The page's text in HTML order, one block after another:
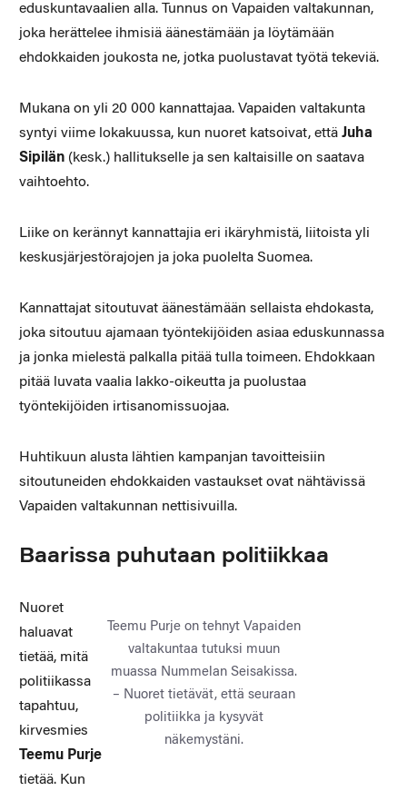
eduskuntavaalien alla. Tunnus on Vapaiden valtakunnan,
joka herättelee ihmisiä äänestämään ja löytämään
ehdokkaiden joukosta ne, jotka puolustavat työtä tekeviä.
Mukana on yli 20 000 kannattajaa. Vapaiden valtakunta
syntyi viime lokakuussa, kun nuoret katsoivat, että Juha
Sipilän(kesk.) hallitukselle ja sen kaltaisille on saatava
vaihtoehto.
Liike on kerännyt kannattajia eri ikäryhmistä, liitoista yli
keskusjärjestörajojen ja joka puolelta Suomea.
Kannattajat sitoutuvat äänestämään sellaista ehdokasta,
joka sitoutuu ajamaan työntekijöiden asiaa eduskunnassa
ja jonka mielestä palkalla pitää tulla toimeen. Ehdokkaan
pitää luvata vaalia lakko-oikeutta ja puolustaa
työntekijöiden irtisanomissuojaa.
Huhtikuun alusta lähtien kampanjan tavoitteisiin
sitoutuneiden ehdokkaiden vastaukset ovat nähtävissä
Vapaiden valtakunnan nettisivuilla.
Baarissa puhutaan politiikkaa
Teemu Purje on tehnyt Vapaiden
valtakuntaa tutuksi muun
muassa Nummelan Seisakissa.
– Nuoret tietävät, että seuraan
politiikka ja kysyvät
näkemystäni.
Nuoret
haluavat
tietää, mitä
politiikassa
tapahtuu,
kirvesmies
Teemu Purje
tietää. Kun